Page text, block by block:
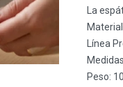
La
Línea
Peso: